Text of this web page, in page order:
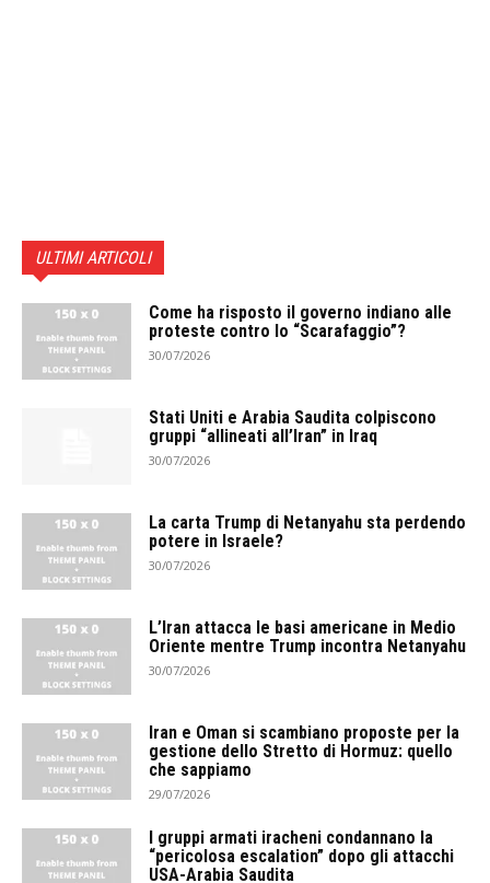
ULTIMI ARTICOLI
Come ha risposto il governo indiano alle
proteste contro lo “Scarafaggio”?
30/07/2026
Stati Uniti e Arabia Saudita colpiscono
gruppi “allineati all’Iran” in Iraq
30/07/2026
La carta Trump di Netanyahu sta perdendo
potere in Israele?
30/07/2026
L’Iran attacca le basi americane in Medio
Oriente mentre Trump incontra Netanyahu
30/07/2026
Iran e Oman si scambiano proposte per la
gestione dello Stretto di Hormuz: quello
che sappiamo
29/07/2026
I gruppi armati iracheni condannano la
“pericolosa escalation” dopo gli attacchi
USA-Arabia Saudita